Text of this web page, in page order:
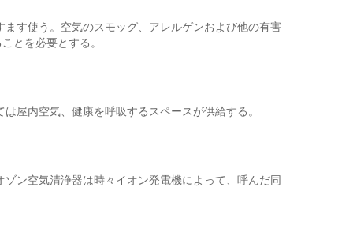
す使う。空気のスモッグ、アレルゲンおよび他の有害
とを必要とする。
屋内空気、健康を呼吸するスペースが供給する。
ン空気清浄器は時々イオン発電機によって、呼んだ同